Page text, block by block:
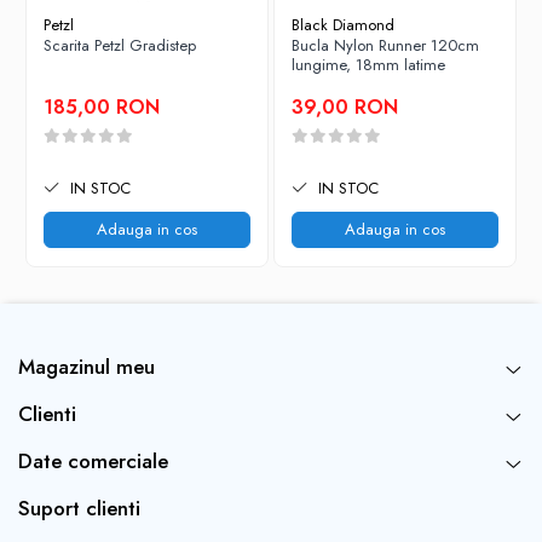
Petzl
Scarita Petzl Gradistep
185,00 RON
IN STOC
Adauga in cos
Black Diamond
Bucla Nylon Runner 120cm
lungime, 18mm latime
39,00 RON
IN STOC
Adauga in cos
Magazinul meu
Clienti
Date comerciale
Suport clienti